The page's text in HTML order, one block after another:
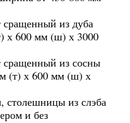
из дуба
х 600 мм (ш) х 3000
из сосны
(т) х 600 мм (ш) х
столешницы из слэба
и без